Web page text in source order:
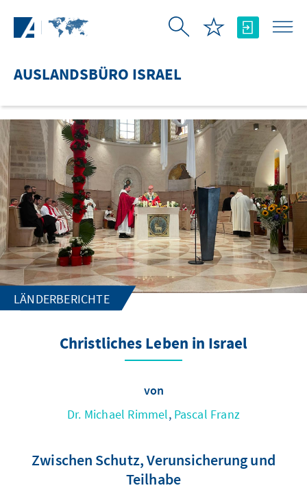
AUSLANDSBÜRO ISRAEL
LÄNDERBERICHTE
Christliches Leben in Israel
von
Dr. Michael Rimmel, Pascal Franz
Zwischen Schutz, Verunsicherung und
Teilhabe